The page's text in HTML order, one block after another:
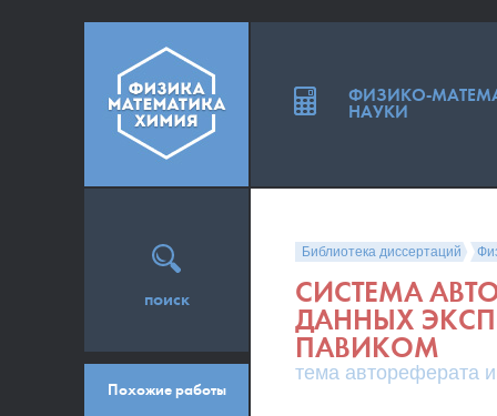
Библиотека диссертаций
СИСТЕМА
ДАННЫХ
ПАВИКОМ
тема автореферата
поиск
Похожие работы
ФИЗИКО-
НАУКИ